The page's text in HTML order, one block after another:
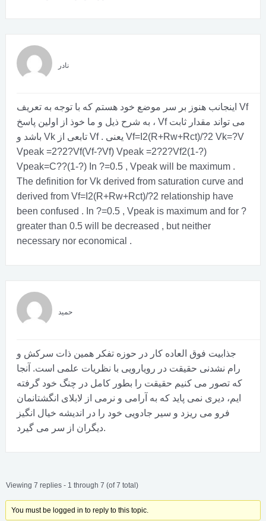
نادر
اینجانب هنوز بر سر موضع خود هستم که با توجه به تعریف Vf
به شرح ذیل و ما خوذ از اولین پاسخ ، Vf می تواند مقدار ثابت
Vf=I2(R+Rw+Rct)/?2 Vk=?V
Vpeak =2?2?Vf(Vf-?Vf) Vpeak =2?2?Vf2(1-?)
Vpeak=C??(1-?) In ?=0.5 , Vpeak will be maximum .
The definition for Vk derived from saturation curve and
derived from Vf=I2(R+Rw+Rct)/?2 relationship have
been confused . In ?=0.5 , Vpeak is maximum and for ?
greater than 0.5 will be decreased , but neither
necessary nor economical .
حمید
جذابیت فوق العاده کار در حوزه تفکر همین ذات سرکش و
رام نشدنی حقیقت در رویارویی با نظریات علمی است. آنجا
که تصور می کنیم حقیقت را بطور کامل در چنگ خود گرفته
ایم، دیری نمی پاید که به آرامی و نرمی از لابلای انگشتانمان
فرو می ریزد و سیر جادویی خود را در اندیشه خیال انگیز
دیگران از سر می گیرد.
Viewing 7 replies - 1 through 7 (of 7 total)
You must be logged in to reply to this topic.